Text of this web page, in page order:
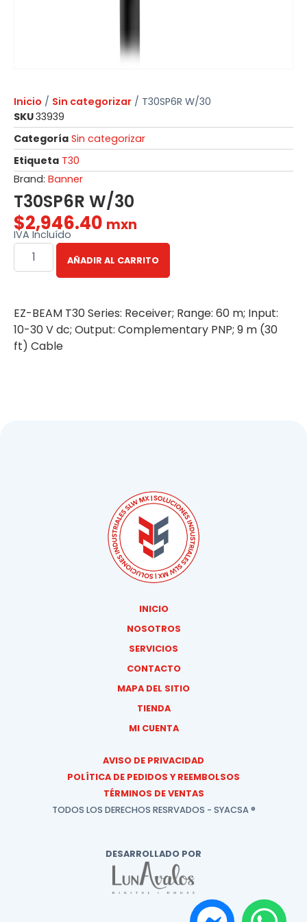
Inicio / Sin categorizar / T30SP6R W/30
SKU33939
Categoría Sin categorizar
Etiqueta T30
Brand: Banner
T30SP6R W/30
$2,946.40 mxn
IVA Incluído
AÑADIR AL CARRITO
EZ-BEAM T30 Series: Receiver; Range: 60 m; Input:
10-30 V dc; Output: Complementary PNP; 9 m (30
ft) Cable
INICIO
NOSOTROS
SERVICIOS
CONTACTO
MAPA DEL SITIO
TIENDA
MI CUENTA
AVISO DE PRIVACIDAD
POLÍTICA DE PEDIDOS Y REEMBOLSOS
TÉRMINOS DE VENTAS
TODOS LOS DERECHOS RESRVADOS - SYACSA ®
DESARROLLADO POR